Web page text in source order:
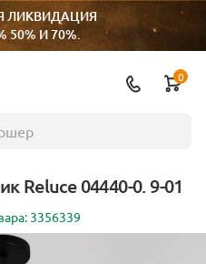
ЛИКВИДАЦИЯ
50% И 70%.
0
Reluce 04440-0. 9-01
3356339